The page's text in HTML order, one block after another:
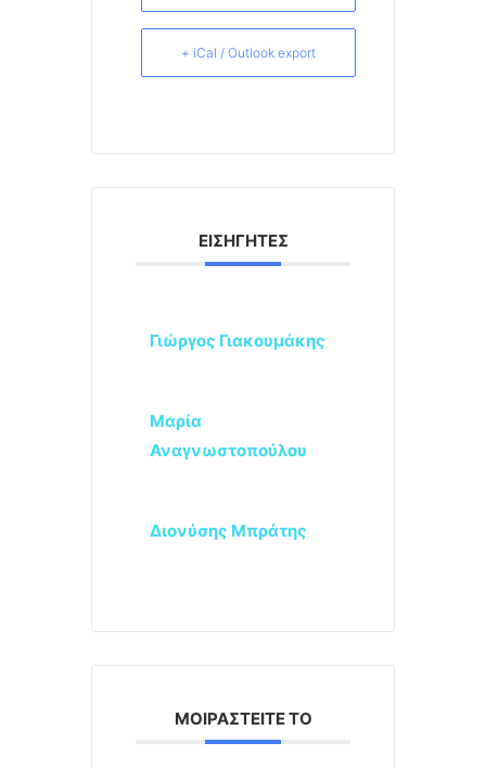
+ iCal / Outlook export
ΕΙΣΗΓΗΤΈΣ
Γιώργος Γιακουμάκης
Μαρία
Αναγνωστοπούλου
Διονύσης Μπράτης
ΜΟΙΡΑΣΤΕΊΤΕ ΤΟ